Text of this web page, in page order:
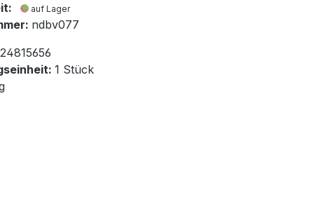
auf Lager
ndbv077
1 Stück